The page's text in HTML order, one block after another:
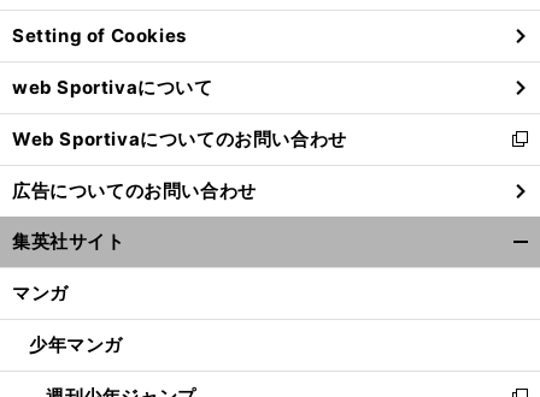
ン
ド
ウ
で
開
く
Setting of Cookies
web Sportivaについて
Web Sportivaについてのお問い合わせ
新
し
い
ウ
ィ
ン
ウ
開
広告についてのお問い合わせ
集英社サイト
マンガ
少年マンガ